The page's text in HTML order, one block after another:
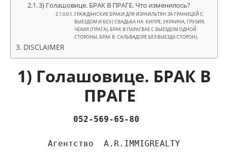
3) Голашовице. БРАК В ПРАГЕ. Что изменилось?
ГРАЖДАНСКИЕ БРАКИ ДЛЯ ИЗРАИЛЬТЯН ЗА ГРАНИЦЕЙ С
ВЫЕЗДОМ И БЕЗ ( СВАДЬБА НА КИПРЕ, УКРАИНА, ГРУЗИЯ,
ЧЕХИЯ (ПРАГА), БРАК В ПАРАГВАЕ С ВЫЕЗДОМ ОДНОЙ
СТОРОНЫ, БРАК В САЛЬВАДОРЕ БЕЗ ВЫЕЗДА СТОРОН),
DISCLAIMER
1) Голашовице. БРАК В
ПРАГЕ
052-569-65-80
Агентство  A.R.IMMIGREALTY